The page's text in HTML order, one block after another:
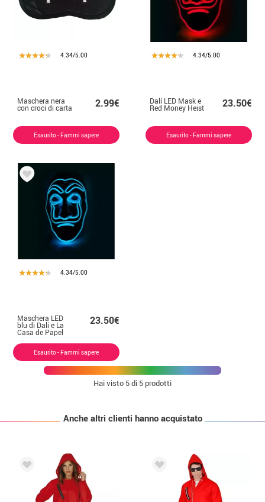
4.34/5.00
Maschera nera
con croci di carta 2.99€
Esaurito - Fammi sapere
4.34/5.00
Dalí LED Mask e
Red Money Heist 23.50€
Esaurito - Fammi sapere
4.34/5.00
Maschera LED
blu di Dalí e La
Casa de Papel
23.50€
Esaurito - Fammi sapere
Hai visto 5di 5 prodotti
Anche altri clienti hanno acquistato